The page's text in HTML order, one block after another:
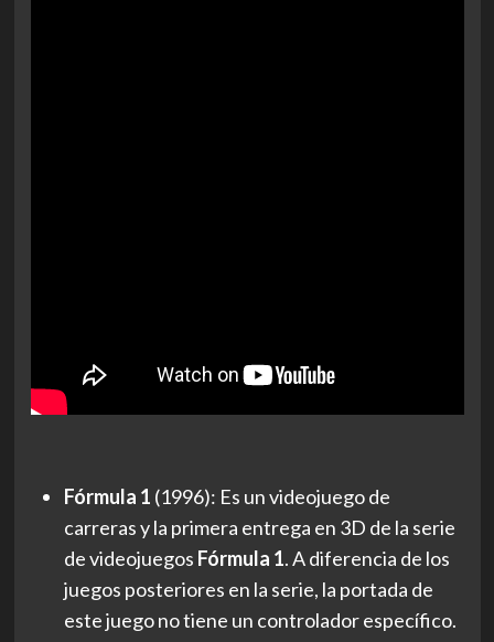
Fórmula 1 (1996): Es un videojuego de
carreras y la primera entrega en 3D de la serie
de videojuegos Fórmula 1. A diferencia de los
juegos posteriores en la serie, la portada de
este juego no tiene un controlador específico.